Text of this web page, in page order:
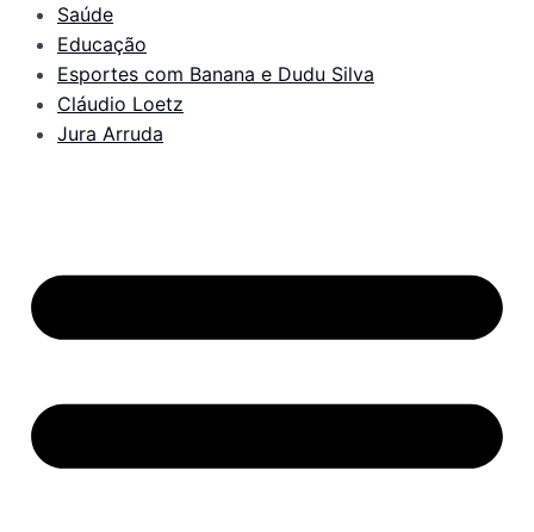
Saúde
Educação
Esportes com Banana e Dudu Silva
Cláudio Loetz
Jura Arruda